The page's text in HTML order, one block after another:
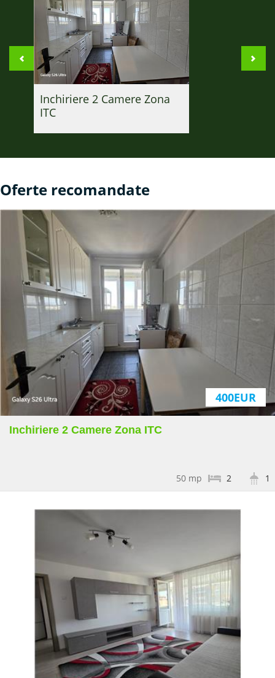
Inchiriere 2 Camere Zona
ITC
Apartament 2 camere
semidecomandat, complet
renovat .Str. Brăndușelor
119.000EUR
Sup: 48 mp
Garsonieră renovată,
71.000EUR
Sup: 31 mp
Oferte recomandate
400EUR
Inchiriere 2 Camere Zona ITC
1
2
50 mp